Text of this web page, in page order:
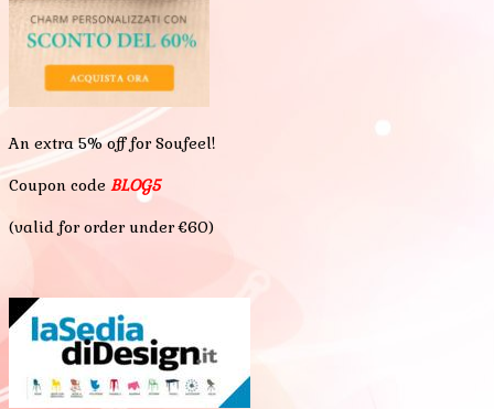
An extra 5% off for Soufeel!
Coupon code BLOG5
(valid for order under €60)